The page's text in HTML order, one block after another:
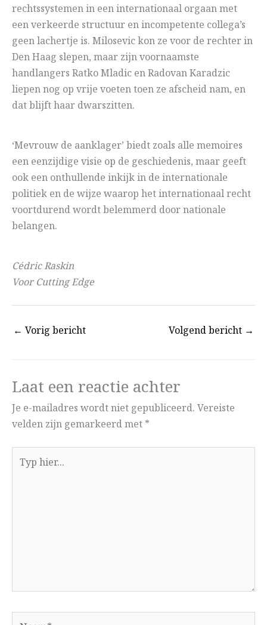
rechtssystemen in een internationaal orgaan met
een verkeerde structuur en incompetente collega’s
geen lachertje is. Milosevic kon ze voor de rechter in
Den Haag slepen, maar zijn voornaamste
handlangers Ratko Mladic en Radovan Karadzic
liepen nog op vrije voeten toen ze afscheid nam, en
dat blijft haar dwarszitten.
‘Mevrouw de aanklager’ biedt zoals alle memoires
een eenzijdige visie op de geschiedenis, maar geeft
ook een onthullende inkijk in de internationale
politiek en de wijze waarop het internationaal recht
voortdurend wordt belemmerd door nationale
belangen.
Cédric Raskin
Voor Cutting Edge
← Vorig bericht Volgend bericht →
Laat een reactie achter
Je e-mailadres wordt niet gepubliceerd. Vereiste
velden zijn gemarkeerd met *
hier...